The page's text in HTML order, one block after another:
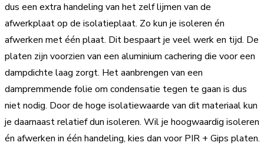
dus een extra handeling van het zelf lijmen van de
afwerkplaat op de isolatieplaat. Zo kun je isoleren én
afwerken met één plaat. Dit bespaart je veel werk en tijd. De
platen zijn voorzien van een aluminium cachering die voor een
dampdichte laag zorgt. Het aanbrengen van een
dampremmende folie om condensatie tegen te gaan is dus
niet nodig. Door de hoge isolatiewaarde van dit materiaal kun
je daarnaast relatief dun isoleren. Wil je hoogwaardig isoleren
én afwerken in één handeling, kies dan voor PIR + Gips platen.